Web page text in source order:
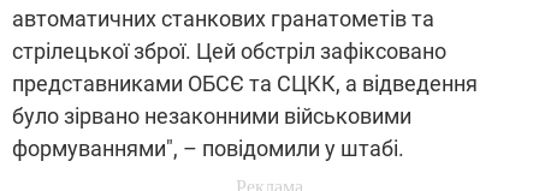
автоматичних станкових гранатометів та
стрілецької зброї. Цей обстріл зафіксовано
представниками ОБСЄ та СЦКК, а відведення
було зірвано незаконними військовими
формуваннями", – повідомили у штабі.